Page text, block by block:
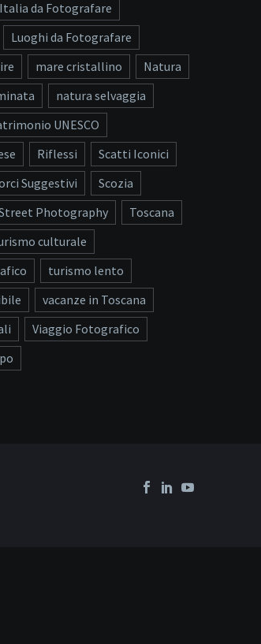
Italia da Fotografare
Luoghi da Fotografare
mare cristallino
Natura
natura selvaggia
UNESCO
Riflessi
Scatti Iconici
Suggestivi
Scozia
Photography
Toscana
culturale
turismo lento
vacanze in Toscana
Viaggio Fotografico